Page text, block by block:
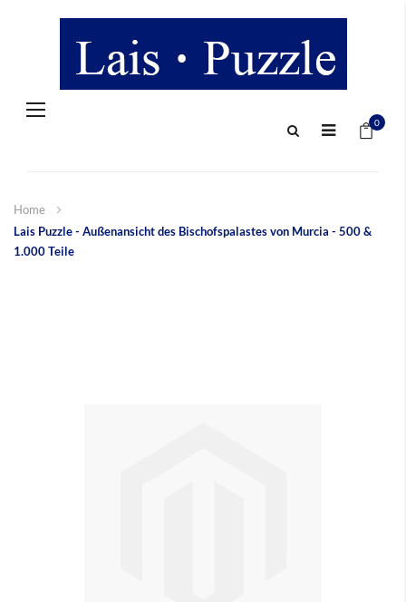
Navigation
0
Home
Lais Puzzle - Außenansicht des Bischofspalastes von Murcia - 500 &
1.000 Teile